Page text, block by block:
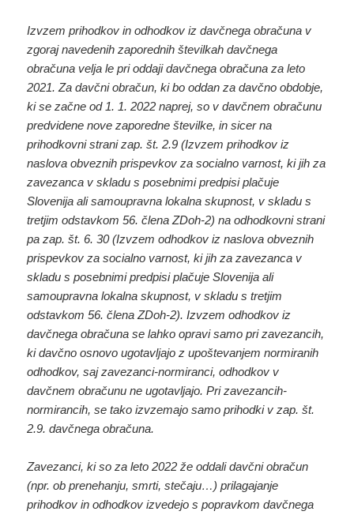
Izvzem prihodkov in odhodkov iz davčnega obračuna v
zgoraj navedenih zaporednih številkah davčnega
obračuna velja le pri oddaji davčnega obračuna za leto
2021. Za davčni obračun, ki bo oddan za davčno obdobje,
ki se začne od 1. 1. 2022 naprej, so v davčnem obračunu
predvidene nove zaporedne številke, in sicer na
prihodkovni strani zap. št. 2.9 (Izvzem prihodkov iz
naslova obveznih prispevkov za socialno varnost, ki jih za
zavezanca v skladu s posebnimi predpisi plačuje
Slovenija ali samoupravna lokalna skupnost, v skladu s
tretjim odstavkom 56. člena ZDoh-2) na odhodkovni strani
pa zap. št. 6. 30 (Izvzem odhodkov iz naslova obveznih
prispevkov za socialno varnost, ki jih za zavezanca v
skladu s posebnimi predpisi plačuje Slovenija ali
samoupravna lokalna skupnost, v skladu s tretjim
odstavkom 56. člena ZDoh-2). Izvzem odhodkov iz
davčnega obračuna se lahko opravi samo pri zavezancih,
ki davčno osnovo ugotavljajo z upoštevanjem normiranih
odhodkov, saj zavezanci-normiranci, odhodkov v
davčnem obračunu ne ugotavljajo. Pri zavezancih-
normirancih, se tako izvzemajo samo prihodki v zap. št.
2.9. davčnega obračuna.
Zavezanci, ki so za leto 2022 že oddali davčni obračun
(npr. ob prenehanju, smrti, stečaju…) prilagajanje
prihodkov in odhodkov izvedejo s popravkom davčnega